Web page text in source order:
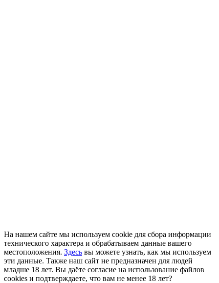
На нашем сайте мы используем cookie для сбора информации
технического характера и обрабатываем данные вашего
местоположения. Здесь вы можете узнать, как мы используем
эти данные. Также наш сайт не предназначен для людей
младше 18 лет. Вы даёте согласие на использование файлов
cookies и подтверждаете, что вам не менее 18 лет?